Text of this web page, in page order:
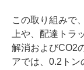
この取り組みで
上や、配達トラ
解消およびCO2
アでは、0.2トン